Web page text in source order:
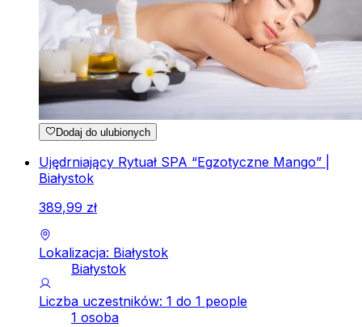
Dodaj do ulubionych
Ujędrniający Rytuał SPA “Egzotyczne Mango” |
Białystok
389,99 zł
Lokalizacja: Białystok
Białystok
Liczba uczestników: 1 do 1 people
1 osoba